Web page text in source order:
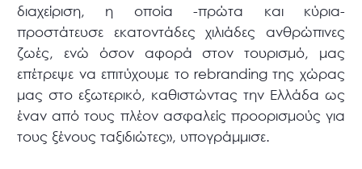
διαχείριση, η οποία -πρώτα και κύρια-
προστάτευσε εκατοντάδες χιλιάδες ανθρώπινες
ζωές, ενώ όσον αφορά στον τουρισμό, μας
επέτρεψε να επιτύχουμε το rebranding της χώρας
μας στο εξωτερικό, καθιστώντας την Ελλάδα ως
έναν από τους πλέον ασφαλείς προορισμούς για
τους ξένους ταξιδιώτες», υπογράμμισε.